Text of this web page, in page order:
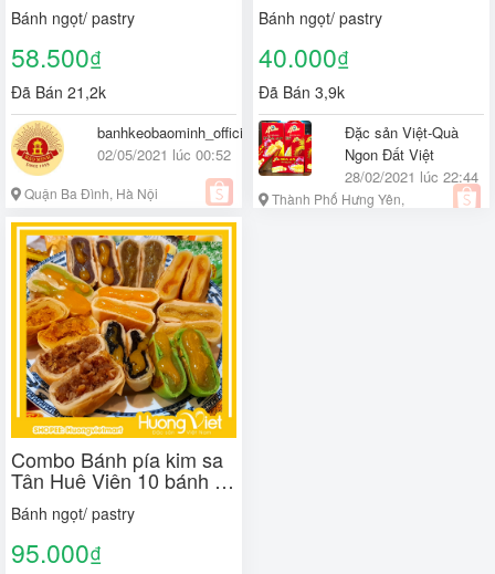
Bánh ngọt/ pastry
58.500₫
Đã Bán 21,2k
banhkeobaominh_official_store
02/05/2021 lúc 00:52
Quận Ba Đình, Hà Nội
Bánh ngọt/ pastry
40.000₫
Đã Bán 3,9k
Đặc sản Việt-Quà
Ngon Đất Việt
28/02/2021 lúc 22:44
Thành Phố Hưng Yên,
Combo Bánh pía kim sa
Tân Huê Viên 10 bánh 10
vị khác nhau, bánh pía
Sóc Trăng mini, đồ ăn vặt
Sài Gòn [10 BÁNH]
Bánh ngọt/ pastry
95.000₫